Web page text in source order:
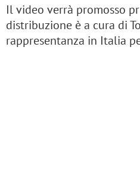
Il video verrà promosso
distribuzione è a cura di
rappresentanza in Italia